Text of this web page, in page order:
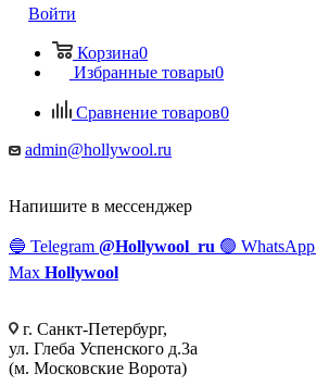
Войти
Корзина0
Избранные товары0
Сравнение товаров0
admin@hollywool.ru
Напишите в мессенджер
🔵 Telegram @Hollywool_ru 🟢 WhatsApp
Max Hollywool
г. Санкт-Петербург,
ул. Глеба Успенского д.3а
(м. Московские Ворота)